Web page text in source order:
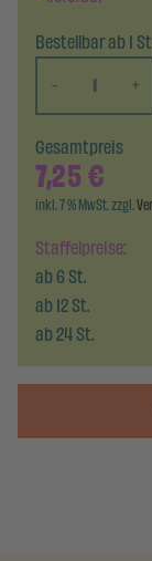
Bestellbar ab 1
-
+
Staffelpreise:
ab6St.
ab12St.
ab24St.
Gesamtpreis
7,25€
inkl. 7 % MwSt. zzgl.